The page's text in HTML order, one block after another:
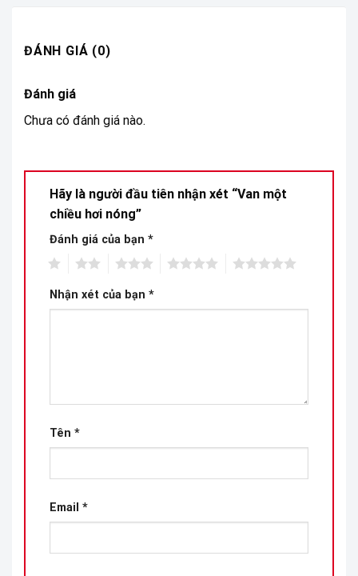
ĐÁNH GIÁ (0)
Đánh giá
Chưa có đánh giá nào.
Hãy là người đầu tiên nhận xét “Van một
chiều hơi nóng”
Đánh giá của bạn *
Nhận xét của bạn *
Tên *
Email *